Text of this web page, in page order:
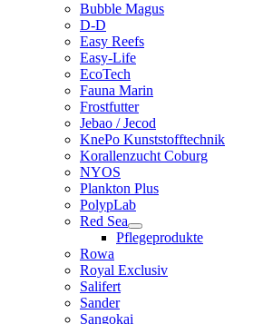
Bubble Magus
D-D
Easy Reefs
Easy-Life
EcoTech
Fauna Marin
Frostfutter
Jebao / Jecod
KnePo Kunststofftechnik
Korallenzucht Coburg
NYOS
Plankton Plus
PolypLab
Red Sea
Pflegeprodukte
Rowa
Royal Exclusiv
Salifert
Sander
Sangokai